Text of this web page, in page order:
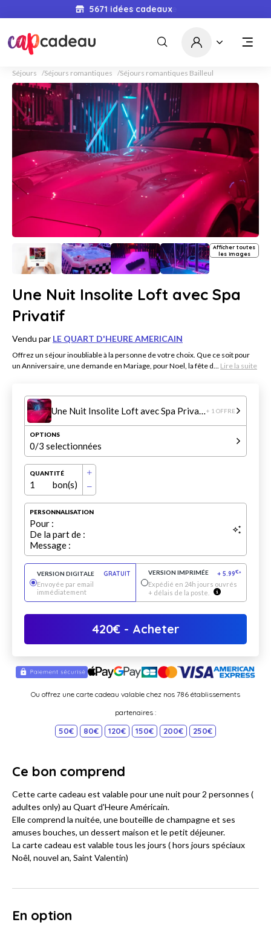
5671 idées cadeaux
Séjours Séjours romantiques Séjours romantiques Bailleul
Afficher toutes
les images
Une Nuit Insolite Loft avec Spa
Privatif
Vendu par LE QUART D'HEURE AMERICAIN
Offrez un séjour inoubliable à la personne de votre choix. Que ce soit pour
un Anniversaire, une demande en Mariage, pour Noel, la fête d... Lire la suite
Une Nuit Insolite Loft avec Spa Privatif+ 1 OFFRE
OPTIONS
0/3 selectionnées
QUANTITÉ
1 bon(s)
PERSONNALISATION
Pour :
De la part de :
Message :
VERSION DIGITALE
GRATUIT
Envoyée par email
immédiatement
VERSION IMPRIMÉE + 5.99€*
Expédié en 24h jours ouvrés
+ délais de la poste.
420€- Acheter
Ou offrez une carte cadeau valable chez nos 786 établissements
partenaires :
50€ 80€ 120€ 150€ 200€ 250€
Ce bon comprend
Cette carte cadeau est valable pour une nuit pour 2 personnes (
adultes only) au Quart d'Heure Américain.
Elle comprend la nuitée, une bouteille de champagne et ses
amuses bouches, un dessert maison et le petit déjeuner.
La carte cadeau est valable tous les jours ( hors jours spéciaux
Noêl, nouvel an, Saint Valentin)
En option